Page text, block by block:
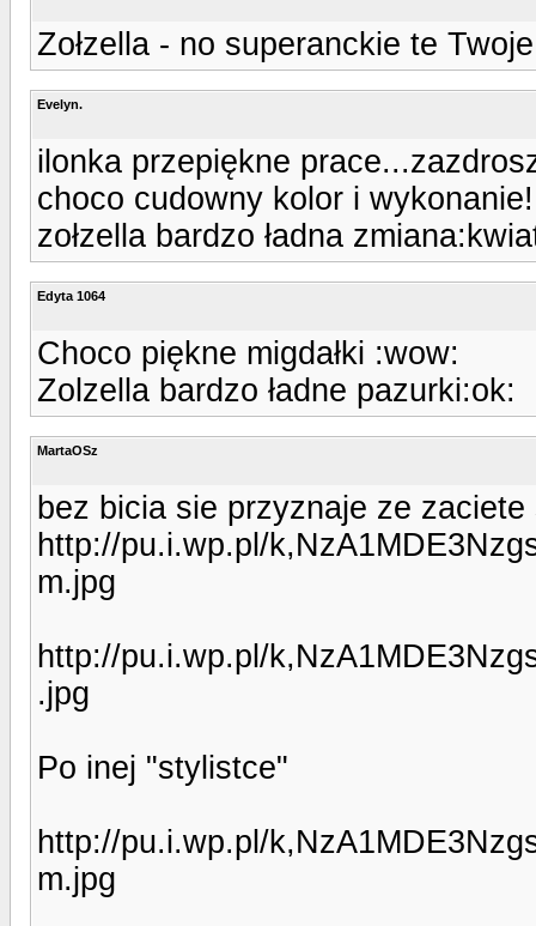
Zołzella - no superanckie te
Evelyn.
ilonka przepiękne
choco cudowny kolor i
zołzella bardzo ładna
Edyta 1064
Choco piękne migdałki :wow:
Zolzella bardzo ładne pazurki:ok:
MartaOSz
bez bicia sie przyznaje ze
http://pu.i.wp.pl/
m.jpg
http://pu.i.wp.pl/
.jpg
Po inej "stylistce"
http://pu.i.wp.pl/
m.jpg